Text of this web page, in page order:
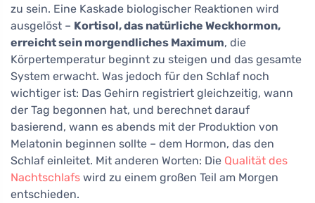
zu sein. Eine Kaskade biologischer Reaktionen wird
ausgelöst – Kortisol, das natürliche Weckhormon,
erreicht sein morgendliches Maximum, die
Körpertemperatur beginnt zu steigen und das gesamte
System erwacht. Was jedoch für den Schlaf noch
wichtiger ist: Das Gehirn registriert gleichzeitig, wann
der Tag begonnen hat, und berechnet darauf
basierend, wann es abends mit der Produktion von
Melatonin beginnen sollte – dem Hormon, das den
Schlaf einleitet. Mit anderen Worten: Die Qualität des
Nachtschlafs wird zu einem großen Teil am Morgen
entschieden.